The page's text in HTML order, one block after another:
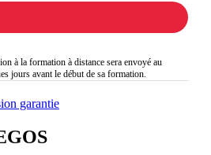
à la formation à distance sera envoyé au
jours avant le début de sa formation.
garantie